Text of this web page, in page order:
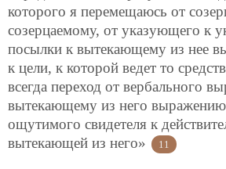
которого я перемещаюсь от
созерцаемому, от указующего к
посылки к вытекающему из нее
к цели, к которой ведет то
всегда переход от вербального
вытекающему из него
ощутимого свидетеля к
вытекающей из него»
11